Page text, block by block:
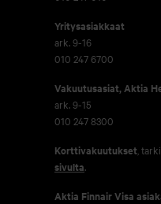
Yritysasiakkaat
ark. 9-16
010 247 6700
Vakuutusasiat, Aktia
ark. 9-15
010 247 8300
Korttivakuutukset ,
sivulta.
Aktia Finnair Visa